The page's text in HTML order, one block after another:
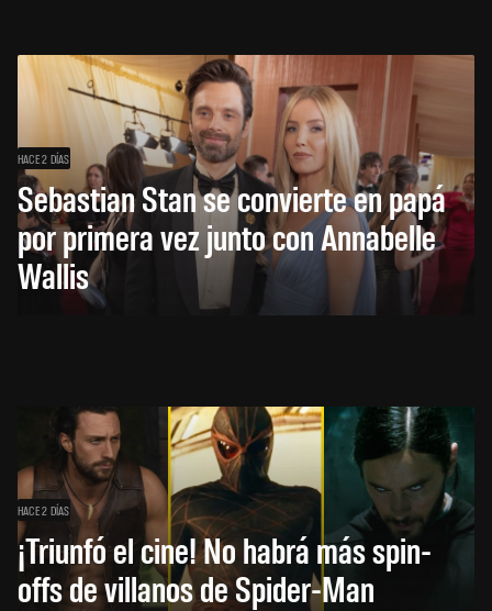
HACE 2 DÍAS
Sebastian Stan se convierte en papá
por primera vez junto con Annabelle
Wallis
HACE 2 DÍAS
¡Triunfó el cine! No habrá más spin-
offs de villanos de Spider-Man